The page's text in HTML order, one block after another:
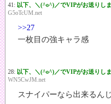
41: 以下、＼(^o^)／でVIPがお送りし
G5oTcUM.net
>>27
一枚目の強キャラ感
28: 以下、＼(^o^)／でVIPがお送りし
WN5CwJM.net
スナイパーなら出来るん